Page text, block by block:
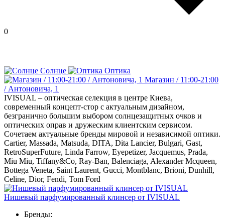
0
Солнце
Оптика
Магазин / 11:00-21:00
/ Антоновича, 1
IVISUAL – оптическая селекция в центре Киева,
современный концепт-стор с актуальным дизайном,
безгранично большим выбором солнцезащитных очков и
оптических оправ и дружеским клиентским сервисом.
Сочетаем актуальные бренды мировой и независимой оптики.
Cartier, Massada, Matsuda, DITA, Dita Lancier, Bulgari, Gast,
RetroSuperFuture, Linda Farrow, Eyepetizer, Jacquemus, Prada,
Miu Miu, Tiffany&Co, Ray-Ban, Balenciaga, Alexander Mcqueen,
Bottega Veneta, Saint Laurent, Gucci, Montblanc, Brioni, Dunhill,
Celine, Dior, Fendi, Tom Ford
Нишевый парфумированный клинсер от IVISUAL
Бренды: